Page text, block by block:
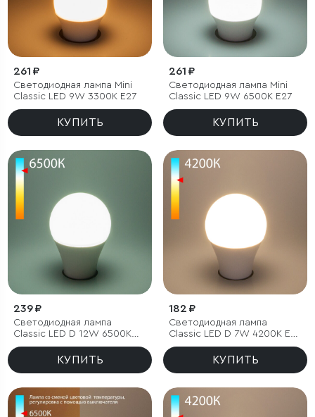
261 ₽
Светодиодная лампа Mini
Classic LED 9W 3300K E27
КУПИТЬ
261 ₽
Светодиодная лампа Mini
Classic LED 9W 6500K E27
КУПИТЬ
239 ₽
Светодиодная лампа
Classic LED D 12W 6500K
E27 А60
КУПИТЬ
182 ₽
Светодиодная лампа
Classic LED D 7W 4200K E27
А60
КУПИТЬ